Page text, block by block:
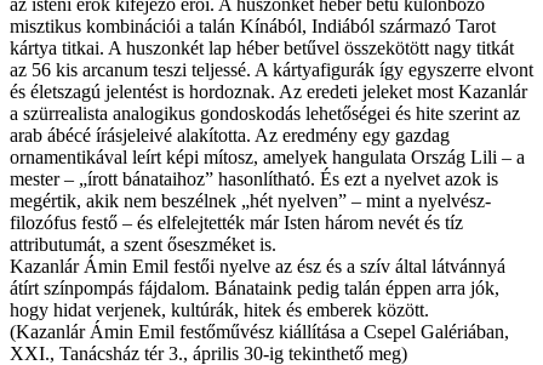
misztikus kombinációi a talán Kínából, Indiából származó Tarot
kártya titkai. A huszonkét lap héber betűvel összekötött nagy titkát
az 56 kis arcanum teszi teljessé. A kártyafigurák így egyszerre elvont
és életszagú jelentést is hordoznak. Az eredeti jeleket most Kazanlár
a szürrealista analogikus gondoskodás lehetőségei és hite szerint az
arab ábécé írásjeleivé alakította. Az eredmény egy gazdag
ornamentikával leírt képi mítosz, amelyek hangulata Ország Lili – a
mester – „írott bánataihoz” hasonlítható. És ezt a nyelvet azok is
megértik, akik nem beszélnek „hét nyelven” – mint a nyelvész-
filozófus festő – és elfelejtették már Isten három nevét és tíz
attributumát, a szent őseszméket is.
Kazanlár Ámin Emil festői nyelve az ész és a szív által látvánnyá
átírt színpompás fájdalom. Bánataink pedig talán éppen arra jók,
hogy hidat verjenek, kultúrák, hitek és emberek között.
(Kazanlár Ámin Emil festőművész kiállítása a Csepel Galériában,
XXI., Tanácsház tér 3., április 30-ig tekinthető meg)